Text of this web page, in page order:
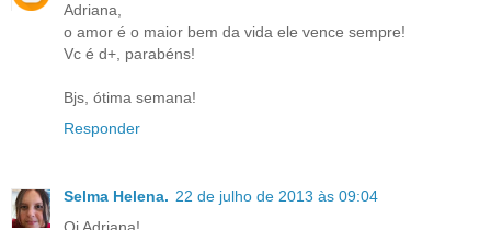
Adriana,
o amor é o maior bem da vida ele vence sempre!
Vc é d+, parabéns!
Bjs, ótima semana!
Responder
Selma Helena. 22 de julho de 2013 às 09:04